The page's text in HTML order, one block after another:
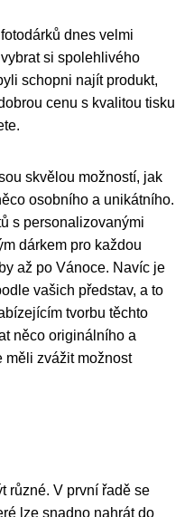
dnes velmi
si spolehlivého
schopni najít produkt,
cenu s kvalitou tisku
skvělou možností, jak
osobního a unikátního.
s personalizovanými
dárkem pro každou
až po Vánoce. Navíc je
vašich představ, a to
tvorbu těchto
něco originálního a
měli zvážit možnost
různé. V první řadě se
lze snadno nahrát do